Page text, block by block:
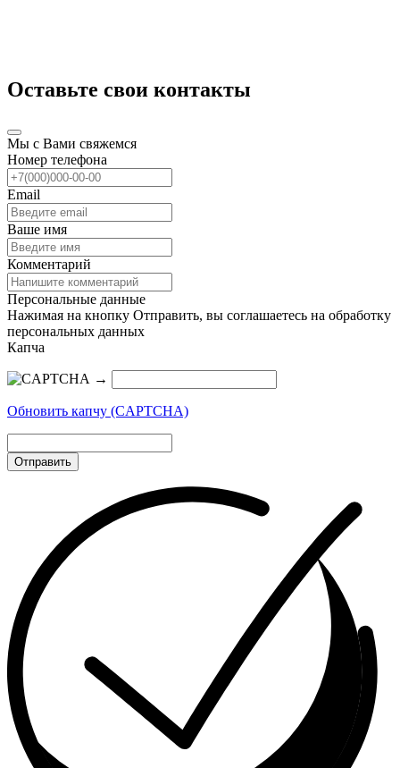
Оставьте свои контакты
Мы с Вами свяжемся
Номер телефона
Email
Ваше имя
Комментарий
Персональные данные
Нажимая на кнопку Отправить, вы соглашаетесь на обработку
персональных данных
Капча
→
Обновить капчу (CAPTCHA)
Отправить